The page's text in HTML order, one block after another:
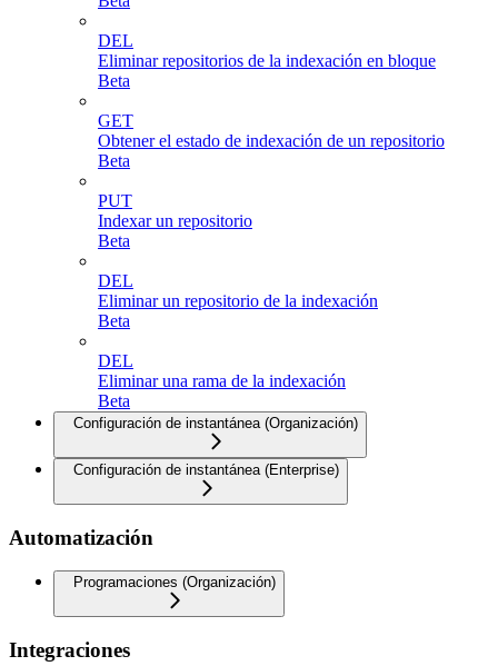
DEL
Eliminar repositorios de la indexación en bloque
Beta
GET
Obtener el estado de indexación de un repositorio
Beta
PUT
Indexar un repositorio
Beta
DEL
Eliminar un repositorio de la indexación
Beta
DEL
Eliminar una rama de la indexación
Beta
Configuración de instantánea (Organización)
Configuración de instantánea (Enterprise)
Automatización
Programaciones (Organización)
Integraciones